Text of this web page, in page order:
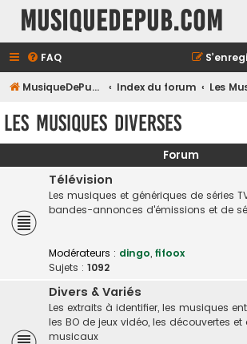
MusiqueDePub.com
FAQ
MusiqueDePub.com Index du forum
Les Musiques Diverses
Forum
Télévision
Les musiques et génériques de séries
bandes-annonces d'émissions et de
Modérateurs : dingo, fifoox
Sujets : 1092
Divers & Variés
Les extraits à identifier, les musiques
les BO de jeux vidéo, les découvertes
musicaux